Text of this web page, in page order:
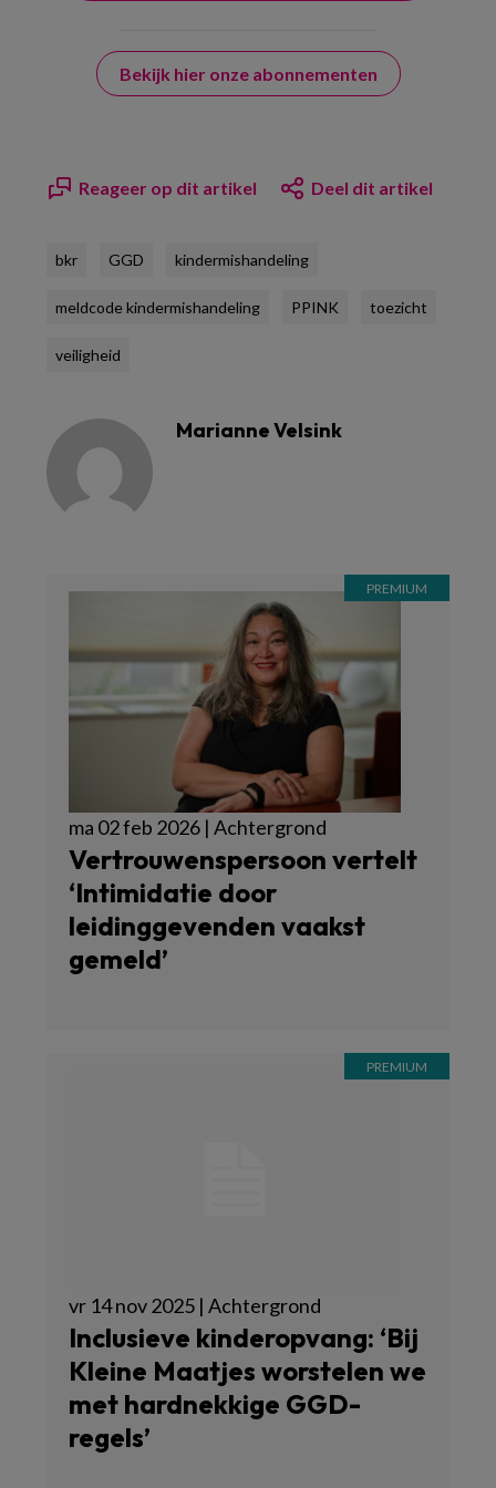
Bekijk hier onze abonnementen
Reageer op dit artikel Deel dit artikel
bkr GGD kindermishandeling
meldcode kindermishandeling PPINK toezicht
veiligheid
Marianne Velsink
ma 02 feb 2026 | Achtergrond
Vertrouwenspersoon vertelt
‘Intimidatie door
leidinggevenden vaakst
gemeld’
vr 14 nov 2025 | Achtergrond
Inclusieve kinderopvang: ‘Bij
Kleine Maatjes worstelen we
met hardnekkige GGD-
regels’